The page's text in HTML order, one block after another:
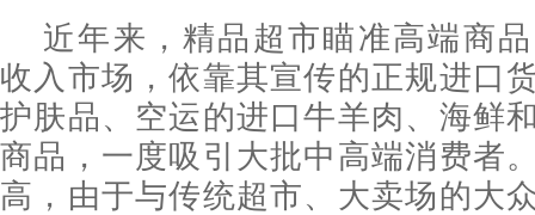
近年来，精品超市瞄准高端商
收入市场，依靠其宣传的正规进口
护肤品、空运的进口牛羊肉、海鲜
商品，一度吸引大批中高端消费者
高，由于与传统超市、大卖场的大